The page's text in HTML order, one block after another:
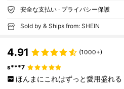
安全な支払い · プライバシー保護
Sold by & Ships from: SHEIN
4.91 (1000+)
s***7
ほんまにこれはずっと愛用盛れる